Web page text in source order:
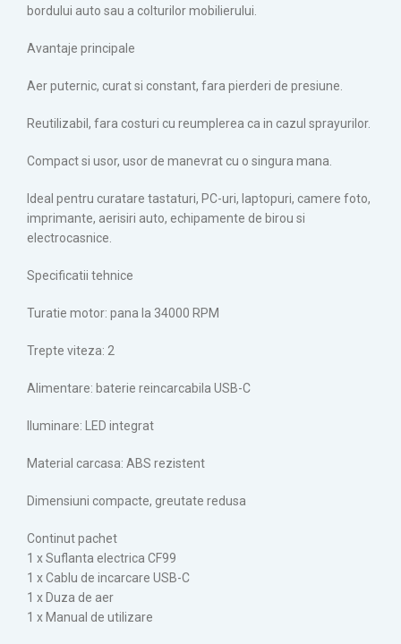
bordului auto sau a colturilor mobilierului.
Avantaje principale
Aer puternic, curat si constant, fara pierderi de presiune.
Reutilizabil, fara costuri cu reumplerea ca in cazul sprayurilor.
Compact si usor, usor de manevrat cu o singura mana.
Ideal pentru curatare tastaturi, PC-uri, laptopuri, camere foto,
imprimante, aerisiri auto, echipamente de birou si
electrocasnice.
Specificatii tehnice
Turatie motor: pana la 34000 RPM
Trepte viteza: 2
Alimentare: baterie reincarcabila USB-C
Iluminare: LED integrat
Material carcasa: ABS rezistent
Dimensiuni compacte, greutate redusa
Continut pachet
1 x Suflanta electrica CF99
1 x Cablu de incarcare USB-C
1 x Duza de aer
1 x Manual de utilizare